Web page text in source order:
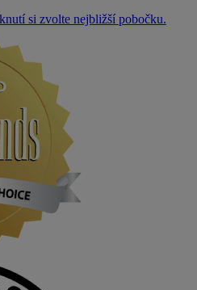
si zvolte nejbližší pobočku.